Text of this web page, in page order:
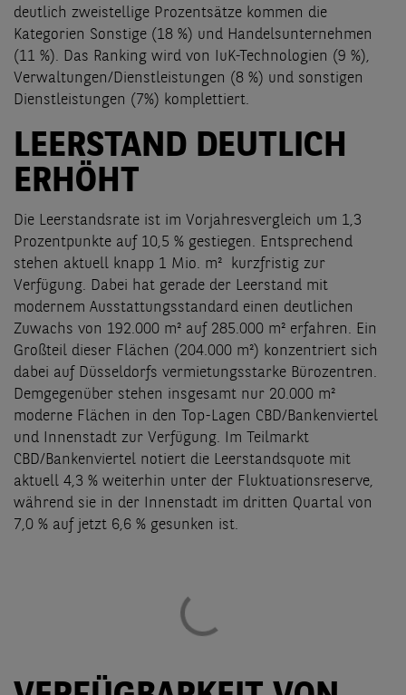
deutlich zweistellige Prozentsätze kommen die
Kategorien Sonstige (18 %) und Handelsunternehmen
(11 %). Das Ranking wird von IuK-Technologien (9 %),
Verwaltungen/Dienstleistungen (8 %) und sonstigen
Dienstleistungen (7%) komplettiert.
LEERSTAND DEUTLICH
ERHÖHT
Die Leerstandsrate ist im Vorjahresvergleich um 1,3
Prozentpunkte auf 10,5 % gestiegen. Entsprechend
stehen aktuell knapp 1 Mio. m² kurzfristig zur
Verfügung. Dabei hat gerade der Leerstand mit
modernem Ausstattungsstandard einen deutlichen
Zuwachs von 192.000 m² auf 285.000 m² erfahren. Ein
Großteil dieser Flächen (204.000 m²) konzentriert sich
dabei auf Düsseldorfs vermietungsstarke Bürozentren.
Demgegenüber stehen insgesamt nur 20.000 m²
moderne Flächen in den Top-Lagen CBD/Bankenviertel
und Innenstadt zur Verfügung. Im Teilmarkt
CBD/Bankenviertel notiert die Leerstandsquote mit
aktuell 4,3 % weiterhin unter der Fluktuationsreserve,
während sie in der Innenstadt im dritten Quartal von
7,0 % auf jetzt 6,6 % gesunken ist.